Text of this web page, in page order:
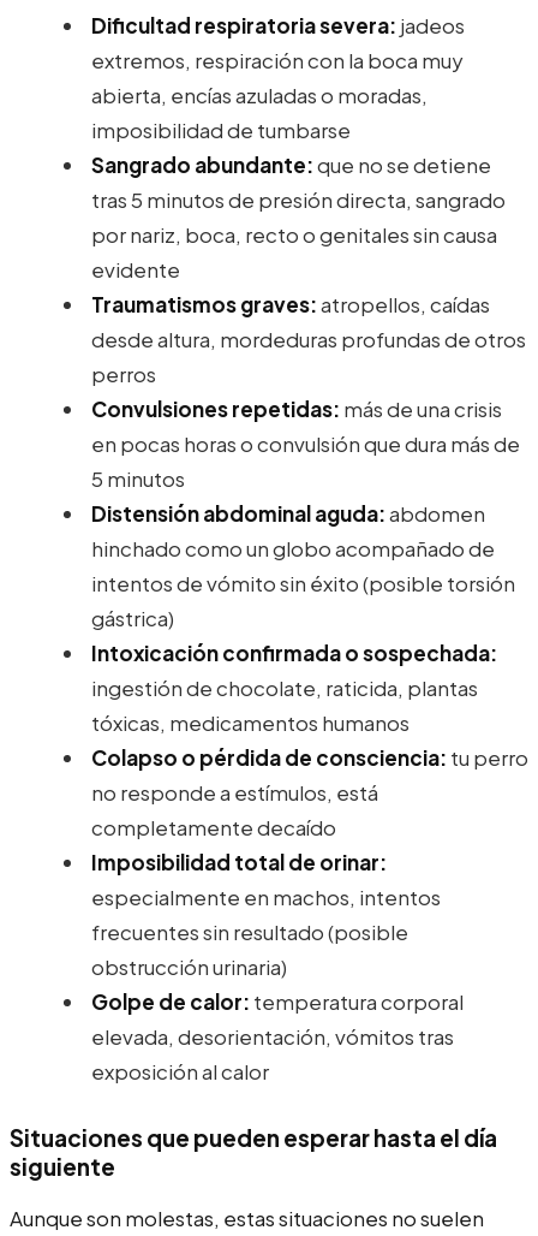
Dificultad respiratoria severa: jadeos
extremos, respiración con la boca muy
abierta, encías azuladas o moradas,
imposibilidad de tumbarse
Sangrado abundante:que no se detiene
tras 5 minutos de presión directa, sangrado
por nariz, boca, recto o genitales sin causa
evidente
Traumatismos graves:atropellos, caídas
desde altura, mordeduras profundas de otros
perros
Convulsiones repetidas: más de una crisis
en pocas horas o convulsión que dura más de
5 minutos
Distensión abdominal aguda:abdomen
hinchado como un globo acompañado de
intentos de vómito sin éxito (posible torsión
gástrica)
Intoxicación confirmada o sospechada:
ingestión de chocolate, raticida, plantas
tóxicas, medicamentos humanos
Colapso o pérdida de consciencia: tu perro
no responde a estímulos, está
completamente decaído
Imposibilidad total de orinar:
especialmente en machos, intentos
frecuentes sin resultado (posible
obstrucción urinaria)
Golpe de calor: temperatura corporal
elevada, desorientación, vómitos tras
exposición al calor
Situaciones que pueden esperar hasta el día
siguiente
Aunque son molestas, estas situaciones no suelen